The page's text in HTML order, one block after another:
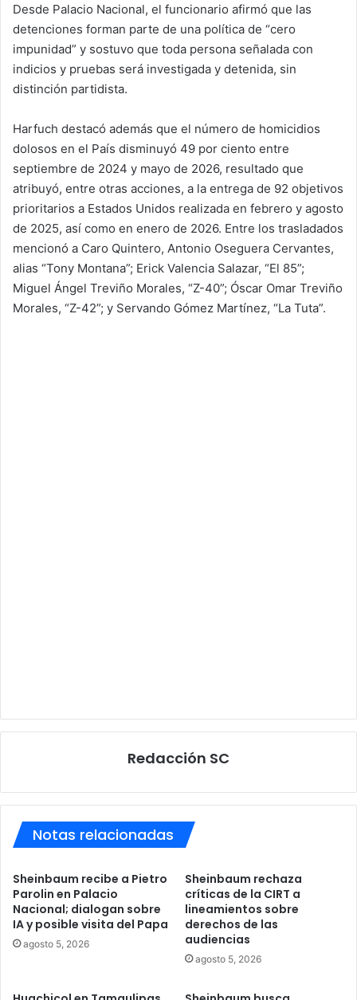
Desde Palacio Nacional, el funcionario afirmó que las
detenciones forman parte de una política de “cero
impunidad” y sostuvo que toda persona señalada con
indicios y pruebas será investigada y detenida, sin
distinción partidista.
Harfuch destacó además que el número de homicidios
dolosos en el País disminuyó 49 por ciento entre
septiembre de 2024 y mayo de 2026, resultado que
atribuyó, entre otras acciones, a la entrega de 92 objetivos
prioritarios a Estados Unidos realizada en febrero y agosto
de 2025, así como en enero de 2026. Entre los trasladados
mencionó a Caro Quintero, Antonio Oseguera Cervantes,
alias “Tony Montana”; Erick Valencia Salazar, “El 85”;
Miguel Ángel Treviño Morales, “Z-40”; Óscar Omar Treviño
Morales, “Z-42”; y Servando Gómez Martínez, “La Tuta”.
Redacción SC
Notas relacionadas
Sheinbaum recibe a Pietro
Parolin en Palacio
Nacional; dialogan sobre
IA y posible visita del Papa
agosto 5, 2026
Sheinbaum rechaza
críticas de la CIRT a
lineamientos sobre
derechos de las
audiencias
agosto 5, 2026